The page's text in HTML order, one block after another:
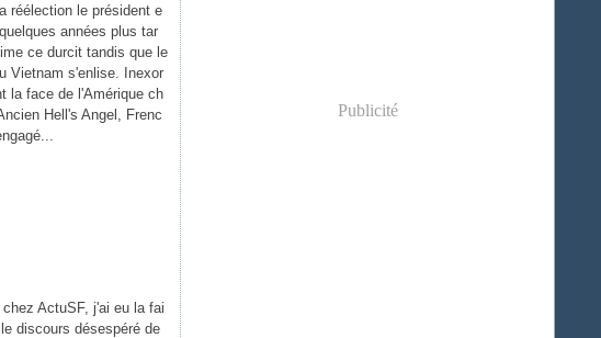
réélection le président e
années plus tar
ce durcit tandis que le
Vietnam s'enlise. Inexor
la face de l'Amérique ch
Hell's Angel, Frenc
ActuSF, j'ai eu la fai
discours désespéré de
Publicité